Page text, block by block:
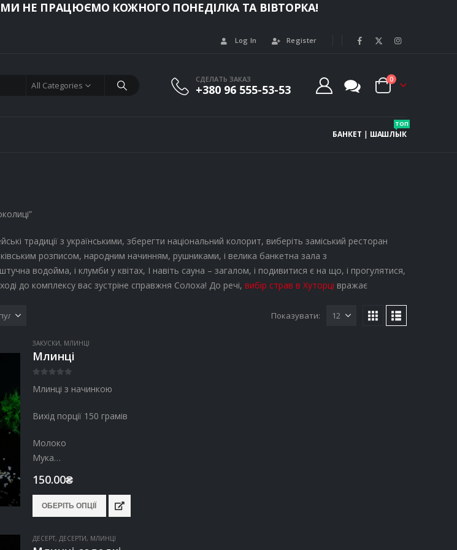
МИ НЕ ПРАЦЮЄМО КОЖНОГО ПОНЕДІЛКА ТА ВІВТОРКА!
Log In Register
All Categories
СДЕЛАТЬ ЗАКАЗ
+380 96 555-53-53
0
БАНКЕТ | ШАШЛЫК
ТОП
традиції з українськими, зберегти національний колорит, виберіть заміський ресторан
розписом, народним начинням, рушниками, і велика банкетна зала з
водойма, і клумби у квітах, І навіть сауна – загалом, і подивитися є на що, і прогулятися,
до комплексу вас зустріне справжня Солоха! До речі, вибір страв в Хуторці вражає
Показувати:
ЗАКУСКИ, МЛИНЦІ
Млинці
Млинці з начинкою
Вихід порції 150 грамів
Молоко
Мука
Сіль
Яйця
Начинка на ваш вибір
150.00₴
ОБЕРІТЬ ОПЦІЇ
Цей
товар
кілька
ДЕСЕРТ, ДЕСЕРТИ, МЛИНЦІ